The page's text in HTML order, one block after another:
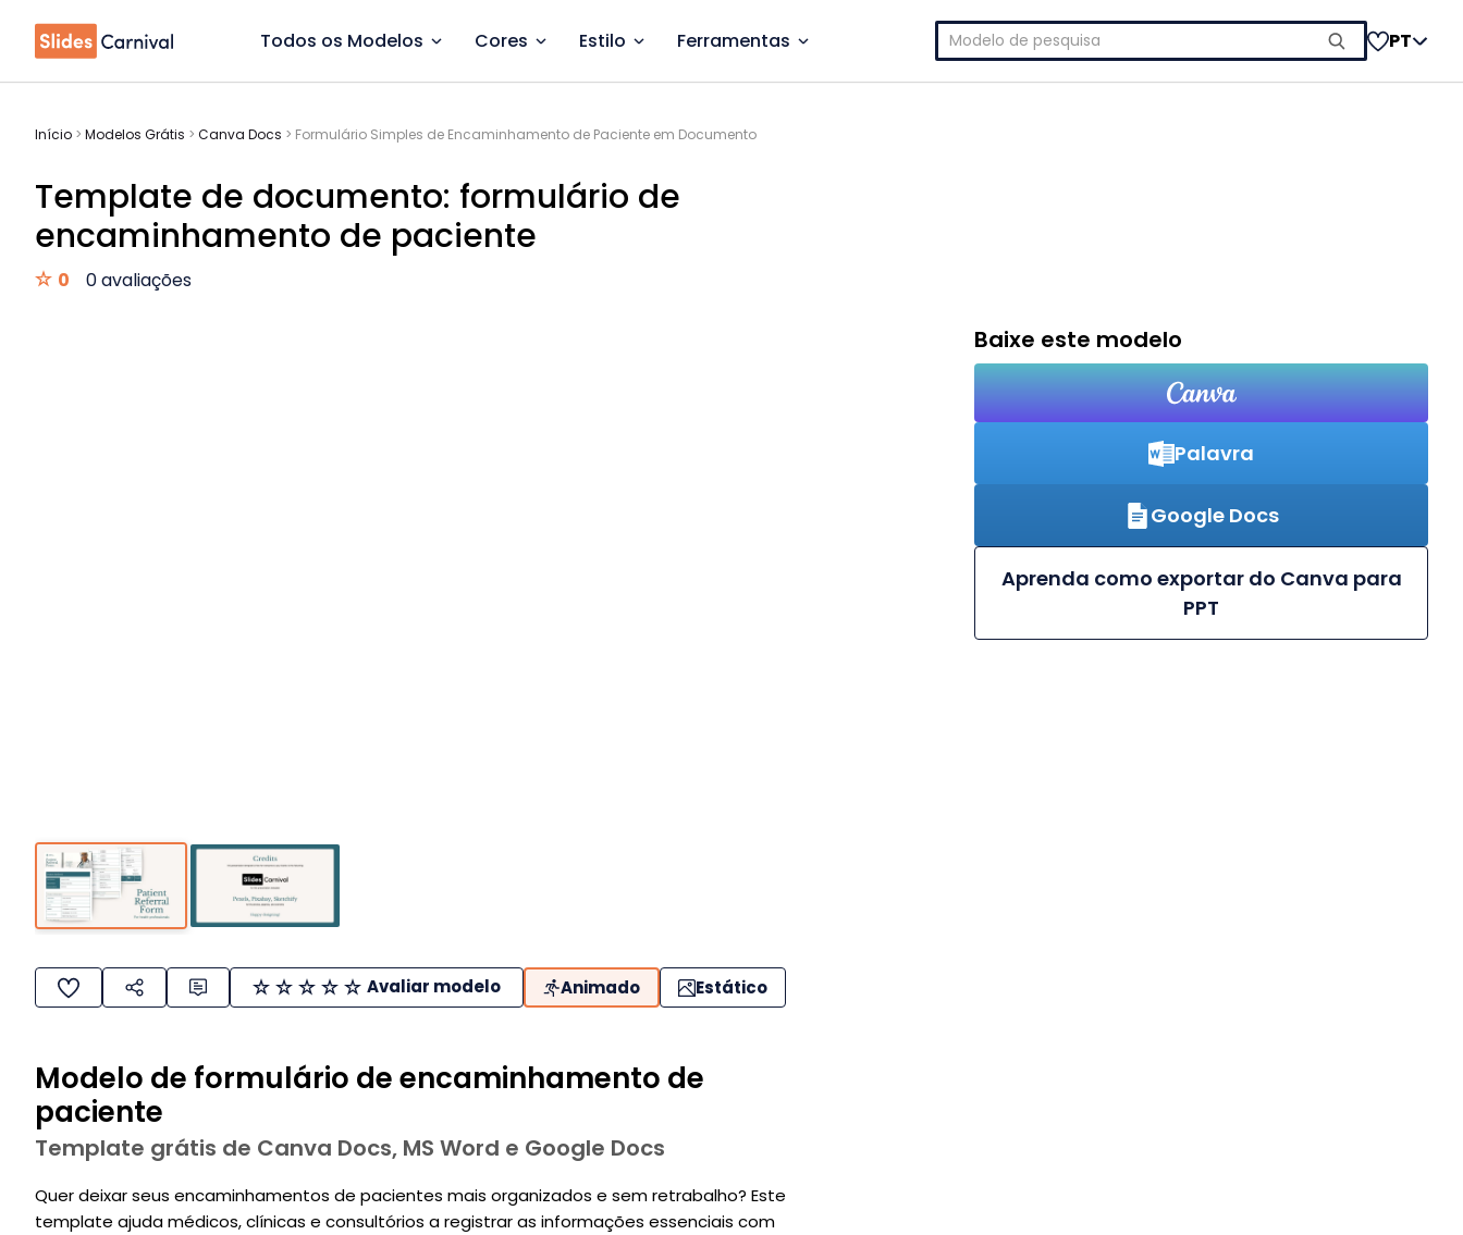
Todos os Modelos Cores Estilo Ferramentas
Pesquisar
por:
PT
Início > Modelos Grátis > Canva Docs > Formulário Simples de Encaminhamento de Paciente em Documento
Template de documento: formulário de
encaminhamento de paciente
0 0 avaliações
Avaliar modelo Animado Estático
Modelo de formulário de encaminhamento de
paciente
Template grátis de Canva Docs, MS Word e Google Docs
Quer deixar seus encaminhamentos de pacientes mais organizados e sem retrabalho? Este
template ajuda médicos, clínicas e consultórios a registrar as informações essenciais com
Baixe este modelo
Palavra
Google Docs
Aprenda como exportar do Canva para
PPT